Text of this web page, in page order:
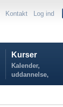
Kontakt Log ind
Kurser
Kalender,
uddannelse,
tilmelding...